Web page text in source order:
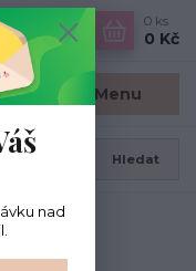
Menu
Hledat
0 ks
0 Kč
nad